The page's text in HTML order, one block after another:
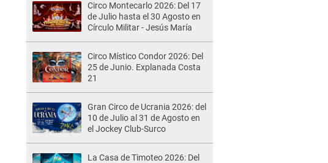
Circo Montecarlo 2026: Del 17
de Julio hasta el 30 Agosto en
Círculo Militar - Jesús María
Circo Místico Condor 2026: Del
25 de Junio. Explanada Costa
21
Gran Circo de Ucrania 2026: del
10 de Julio al 31 de Agosto en
el Jockey Club-Surco
La Casa de Timoteo 2026: Del